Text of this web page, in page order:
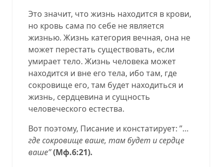
Это значит, что жизнь находится в крови,
но кровь сама по себе не является
жизнью. Жизнь категория вечная, она не
может перестать существовать, если
умирает тело. Жизнь человека может
находится и вне его тела, ибо там, где
сокровище его, там будет находиться и
жизнь, сердцевина и сущность
человеческого естества.
Вот поэтому, Писание и констатирует: ’’…
где сокровище ваше, там будет и сердце
ваше’’(Мф.6:21).